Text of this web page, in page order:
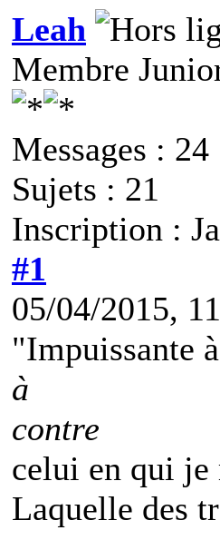
Leah
Membre
Messages : 24
Sujets : 21
Inscription :
#1
05/04/2015,
"Impuissante
à
contre
celui en qui je
Laquelle des